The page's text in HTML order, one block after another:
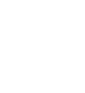
es de 0 estrellas de